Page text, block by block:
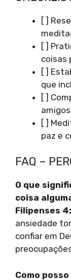
[ ]
[ ]
coisas
[ ]
que
[ ]
[ ]
paz e
FAQ –
O que
coisa
Filipenses
ansiedade
confiar em
Como